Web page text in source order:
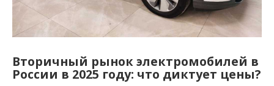
Вторичный рынок электромобилей в
России в 2025 году: что диктует цены?